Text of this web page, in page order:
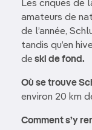
Les criques de
amateurs de
de l’année,
tandis qu’en
deski de fond.
Où se trouve
environ 20 km
Comment s’y